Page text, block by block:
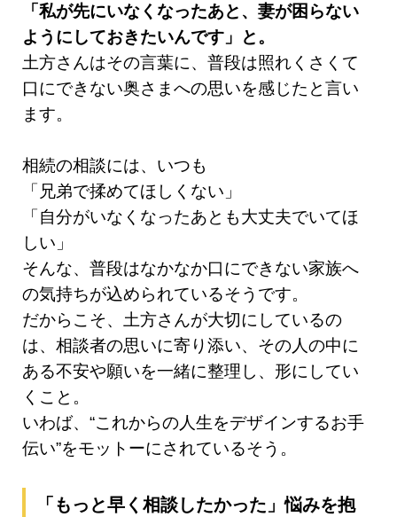
「私が先にいなくなったあと、妻が困らない
ようにしておきたいんです」と。
土方さんはその言葉に、普段は照れくさくて
口にできない奥さまへの思いを感じたと言い
ます。
相続の相談には、いつも
「兄弟で揉めてほしくない」
「自分がいなくなったあとも大丈夫でいてほ
しい」
そんな、普段はなかなか口にできない家族へ
の気持ちが込められているそうです。
だからこそ、土方さんが大切にしているの
は、相談者の思いに寄り添い、その人の中に
ある不安や願いを一緒に整理し、形にしてい
くこと。
いわば、“これからの人生をデザインするお手
伝い”をモットーにされているそう。
「もっと早く相談したかった」悩みを抱